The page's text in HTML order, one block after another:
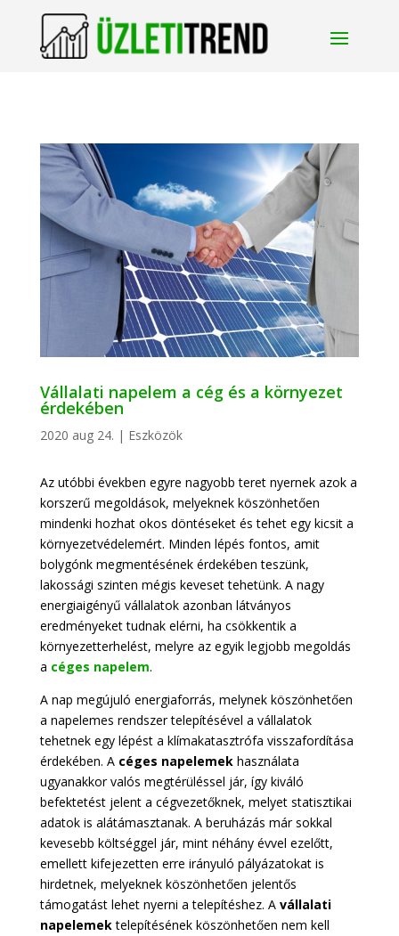
Vállalati napelem a cég és a környezet
érdekében
2020 aug 24. | Eszközök
Az utóbbi években egyre nagyobb teret nyernek azok a
korszerű megoldások, melyeknek köszönhetően
mindenki hozhat okos döntéseket és tehet egy kicsit a
környezetvédelemért. Minden lépés fontos, amit
bolygónk megmentésének érdekében teszünk,
lakossági szinten mégis keveset tehetünk. A nagy
energiaigényű vállalatok azonban látványos
eredményeket tudnak elérni, ha csökkentik a
környezetterhelést, melyre az egyik legjobb megoldás
a céges napelem.
A nap megújuló energiaforrás, melynek köszönhetően
a napelemes rendszer telepítésével a vállalatok
tehetnek egy lépést a klímakatasztrófa visszafordítása
érdekében. A céges napelemekhasználata
ugyanakkor valós megtérüléssel jár, így kiváló
befektetést jelent a cégvezetőknek, melyet statisztikai
adatok is alátámasztanak. A beruházás már sokkal
kevesebb költséggel jár, mint néhány évvel ezelőtt,
emellett kifejezetten erre irányuló pályázatokat is
hirdetnek, melyeknek köszönhetően jelentős
támogatást lehet nyerni a telepítéshez. A vállalati
napelemektelepítésének köszönhetően nem kell